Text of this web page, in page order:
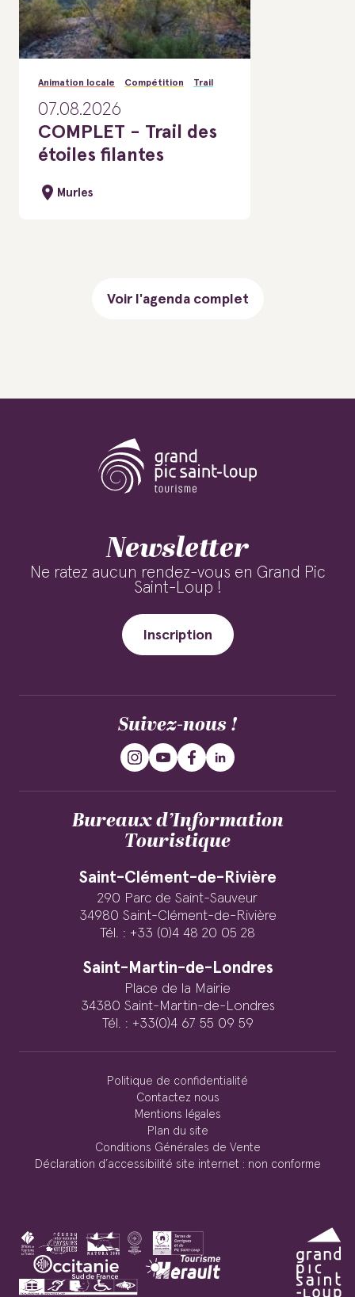
Animation locale Compétition Trail
07.08.2026
COMPLET - Trail des
étoiles filantes
Murles
Voir l'agenda complet
Newsletter
Ne ratez aucun rendez-vous en Grand Pic
Saint-Loup !
Inscription
Suivez-nous !
Bureaux d’Information
Touristique
Saint-Clément-de-Rivière
290 Parc de Saint-Sauveur
34980 Saint-Clément-de-Rivière
Tél. : +33 (0)4 48 20 05 28
Saint-Martin-de-Londres
Place de la Mairie
34380 Saint-Martin-de-Londres
Tél. : +33(0)4 67 55 09 59
Politique de confidentialité
Contactez nous
Mentions légales
Plan du site
Conditions Générales de Vente
Déclaration d’accessibilité site internet : non conforme